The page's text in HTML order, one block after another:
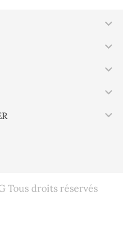





Tous droits réservés